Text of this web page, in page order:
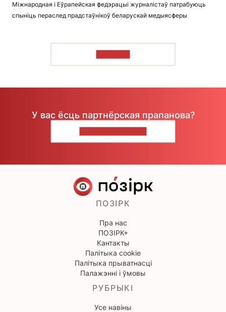
Міжнародная і Еўрапейская федэрацыі журналістаў патрабуюць
спыніць пераслед прадстаўнікоў беларускай медыясферы
У вас ёсць партнёрская прапанова?
ПОЗІРК
Пра нас
ПОЗІРК+
Кантакты
Палітыка cookie
Палітыка прыватнасці
Палажэнні і ўмовы
РУБРЫКІ
Усе навіны